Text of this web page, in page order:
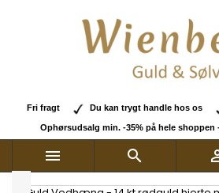
Fri fragt Du kan trygt handle hos os
Ophørsudsalg min. -35% på hele shoppen
 